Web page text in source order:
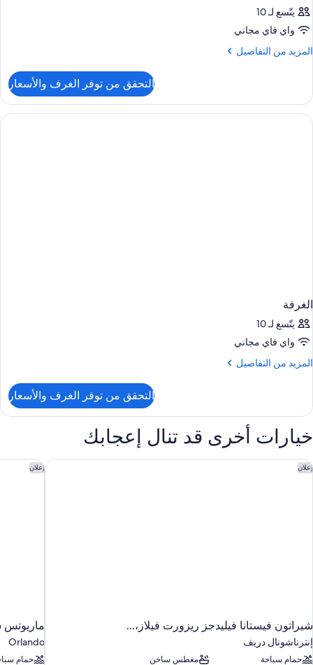
يتّسع لـ 10
واي فاي مجاني
المزيد من التفاصيل
المزيد
الغرفة
التحقق من توفر الغرف والأسعار
الغرفة
يتّسع لـ 10
واي فاي مجاني
المزيد من التفاصيل
المزيد
الغرفة
التحقق من توفر الغرف والأسعار
خيارات أخرى قد تنال إعجابك
إعلان
شيراتون فيستانا فيليدجز ريزورت فيلاز،...
إنترناشونال دريف
حمام سباحة
مغطس ساخن
شيراتون فيستانا فيليدجز ريزورت فيلاز،... إعلان
ماريوتس
Orlando
حمام
ماريوتس